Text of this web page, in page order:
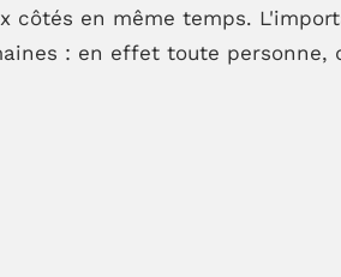
en même temps.
: en effet toute